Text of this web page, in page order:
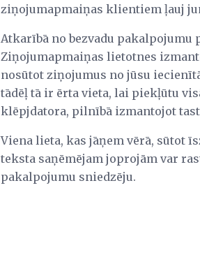
ziņojumapmaiņas klientiem ļauj
Atkarībā no bezvadu pakalpojumu
Ziņojumapmaiņas lietotnes
nosūtot ziņojumus no jūsu
tādēļ tā ir ērta vieta, lai piekļūtu
klēpjdatora, pilnībā izmantojot
Viena lieta, kas jāņem vērā, sūtot
teksta saņēmējam joprojām var
pakalpojumu sniedzēju.